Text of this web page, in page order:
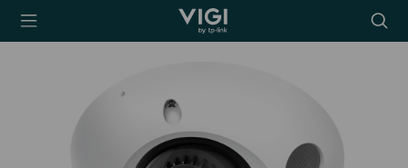
TP-Link, Reliably
icon